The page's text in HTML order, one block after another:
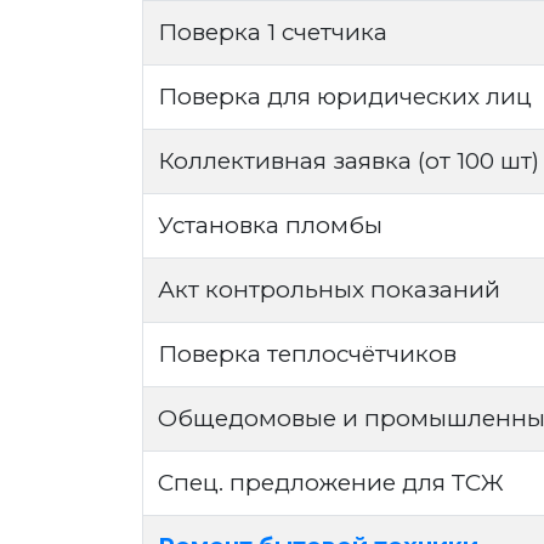
Поверка 1 счетчика
Поверка для юридических лиц
Коллективная заявка (от 100 шт)
Установка пломбы
Акт контрольных показаний
Поверка теплосчётчиков
Общедомовые и
Спец. предложение для ТСЖ